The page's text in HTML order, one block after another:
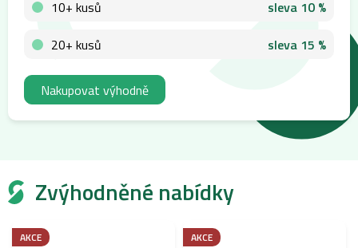
10+ kusů
sleva 10 %
20+ kusů
sleva 15 %
Nakupovat výhodně
Zvýhodněné nabídky
AKCE AKCE